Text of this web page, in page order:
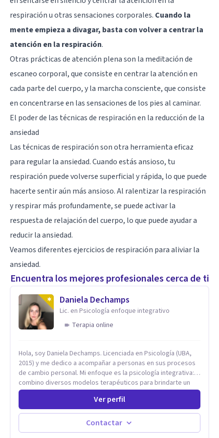
respiración u otras sensaciones corporales. Cuando la
mente empieza a divagar, basta con volver a centrar la
atención en la respiración.
Otras prácticas de atención plena son la meditación de
escaneo corporal, que consiste en centrar la atención en
cada parte del cuerpo, y la marcha consciente, que consiste
en concentrarse en las sensaciones de los pies al caminar.
El poder de las técnicas de respiración en la reducción de la
ansiedad
Las técnicas de respiración son otra herramienta eficaz
para regular la ansiedad. Cuando estás ansioso, tu
respiración puede volverse superficial y rápida, lo que puede
hacerte sentir aún más ansioso. Al ralentizar la respiración
y respirar más profundamente, se puede activar la
respuesta de relajación del cuerpo, lo que puede ayudar a
reducir la ansiedad.
Veamos diferentes ejercicios de respiración para aliviar la
ansiedad.
Encuentra los mejores profesionales cerca de ti
Daniela Dechamps
Lic. en Psicología enfoque integrativo
Terapia online
Hola, soy Daniela Dechamps. Licenciada en Psicología (UBA,
2015) y me dedico a acompañar a personas en sus procesos
de cambio personal. Mi enfoque es la psicología integrativa:
combino diversos modelos terapéuticos para brindarte un
espacio humano, seguro y libre de juicios, donde construimos
juntas las herramientas prácticas que necesitas para tu
bienestar en el día a día. Aunque mi formación inicial es en
Terapia Cognitiva, he incorporado enfoques como el
Mindfulness y la Terapia de Aceptación y Compromiso (ACT),
Ver perfil
Contactar